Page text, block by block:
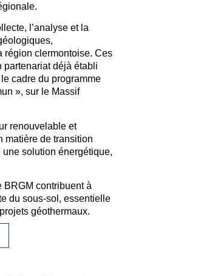
l’analyse et la
région clermontoise. Ces
partenariat déjà établi
cadre du programme
», sur le Massif
renouvelable et
matière de transition
solution énergétique,
BRGM contribuent à
du sous-sol, essentielle
géothermaux.